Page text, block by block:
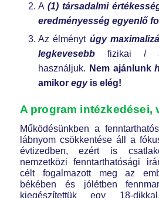
A (1) társadalmi
eredményesség egyenlő
Az élményt úgy
legkevesebb fizikai /
használjuk. Nem ajánlunk
amikor egyis elég!
A program intézkedései,
Működésünkben a
lábnyom csökkentése áll a
évtizedben, ezért is
nemzetközi fenntarthatósági
célt fogalmazott meg az
békében és jólétben
kiegészítettük egy 18-